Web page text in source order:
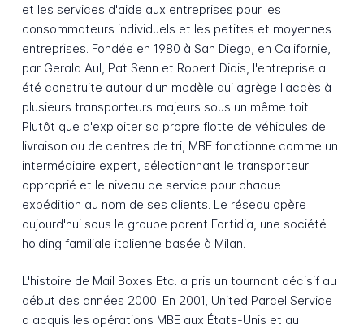
et les services d'aide aux entreprises pour les
consommateurs individuels et les petites et moyennes
entreprises. Fondée en 1980 à San Diego, en Californie,
par Gerald Aul, Pat Senn et Robert Diais, l'entreprise a
été construite autour d'un modèle qui agrège l'accès à
plusieurs transporteurs majeurs sous un même toit.
Plutôt que d'exploiter sa propre flotte de véhicules de
livraison ou de centres de tri, MBE fonctionne comme un
intermédiaire expert, sélectionnant le transporteur
approprié et le niveau de service pour chaque
expédition au nom de ses clients. Le réseau opère
aujourd'hui sous le groupe parent Fortidia, une société
holding familiale italienne basée à Milan.
L'histoire de Mail Boxes Etc. a pris un tournant décisif au
début des années 2000. En 2001, United Parcel Service
a acquis les opérations MBE aux États-Unis et au